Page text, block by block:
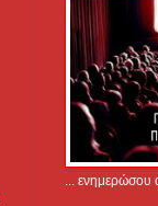
... ενημερώσου